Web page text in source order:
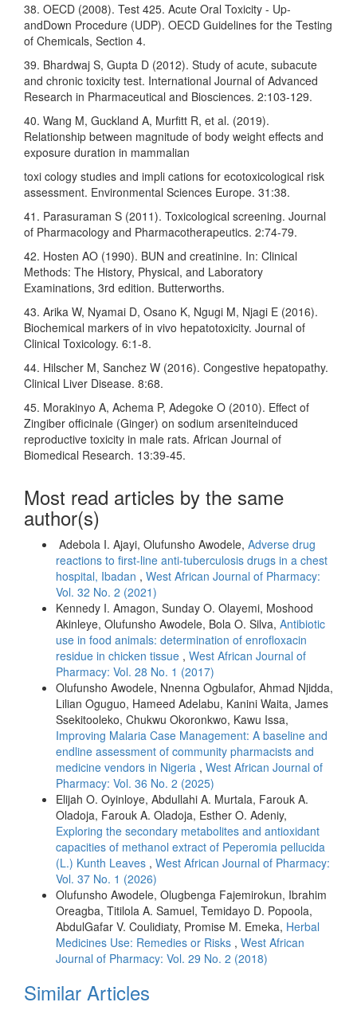
38. OECD (2008). Test 425. Acute Oral Toxicity - Up-
andDown Procedure (UDP). OECD Guidelines for the Testing
of Chemicals, Section 4.
39. Bhardwaj S, Gupta D (2012). Study of acute, subacute
and chronic toxicity test. International Journal of Advanced
Research in Pharmaceutical and Biosciences. 2:103-129.
40. Wang M, Guckland A, Murfitt R, et al. (2019).
Relationship between magnitude of body weight effects and
exposure duration in mammalian
toxi cology studies and impli cations for ecotoxicological risk
assessment. Environmental Sciences Europe. 31:38.
41. Parasuraman S (2011). Toxicological screening. Journal
of Pharmacology and Pharmacotherapeutics. 2:74-79.
42. Hosten AO (1990). BUN and creatinine. In: Clinical
Methods: The History, Physical, and Laboratory
Examinations, 3rd edition. Butterworths.
43. Arika W, Nyamai D, Osano K, Ngugi M, Njagi E (2016).
Biochemical markers of in vivo hepatotoxicity. Journal of
Clinical Toxicology. 6:1-8.
44. Hilscher M, Sanchez W (2016). Congestive hepatopathy.
Clinical Liver Disease. 8:68.
45. Morakinyo A, Achema P, Adegoke O (2010). Effect of
Zingiber officinale (Ginger) on sodium arseniteinduced
reproductive toxicity in male rats. African Journal of
Biomedical Research. 13:39-45.
Most read articles by the same
author(s)
Adebola I. Ajayi, Olufunsho Awodele, Adverse drug
reactions to first-line anti-tuberculosis drugs in a chest
hospital, Ibadan , West African Journal of Pharmacy:
Vol. 32 No. 2 (2021)
Kennedy I. Amagon, Sunday O. Olayemi, Moshood
Akinleye, Olufunsho Awodele, Bola O. Silva, Antibiotic
use in food animals: determination of enrofloxacin
residue in chicken tissue , West African Journal of
Pharmacy: Vol. 28 No. 1 (2017)
Olufunsho Awodele, Nnenna Ogbulafor, Ahmad Njidda,
Lilian Oguguo, Hameed Adelabu, Kanini Waita, James
Ssekitooleko, Chukwu Okoronkwo, Kawu Issa,
Improving Malaria Case Management: A baseline and
endline assessment of community pharmacists and
medicine vendors in Nigeria , West African Journal of
Pharmacy: Vol. 36 No. 2 (2025)
Elijah O. Oyinloye, Abdullahi A. Murtala, Farouk A.
Oladoja, Farouk A. Oladoja, Esther O. Adeniy,
Exploring the secondary metabolites and antioxidant
capacities of methanol extract of Peperomia pellucida
(L.) Kunth Leaves , West African Journal of Pharmacy:
Vol. 37 No. 1 (2026)
Olufunsho Awodele, Olugbenga Fajemirokun, Ibrahim
Oreagba, Titilola A. Samuel, Temidayo D. Popoola,
AbdulGafar V. Coulidiaty, Promise M. Emeka, Herbal
Medicines Use: Remedies or Risks , West African
Journal of Pharmacy: Vol. 29 No. 2 (2018)
Similar Articles